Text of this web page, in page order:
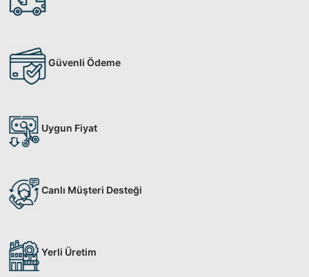
Güvenli Ödeme
Uygun Fiyat
Canlı Müşteri Desteği
Yerli Üretim